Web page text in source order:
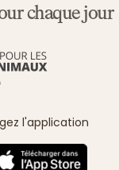
chaque jour
l'application